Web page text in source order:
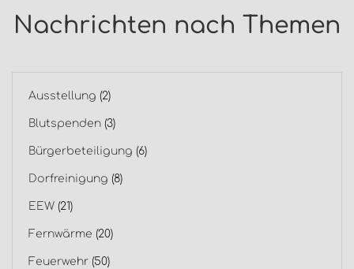
Nachrichten nach Themen
Ausstellung (2)
Blutspenden (3)
Bürgerbeteiligung (6)
Dorfreinigung (8)
EEW (21)
Fernwärme (20)
Feuerwehr (50)